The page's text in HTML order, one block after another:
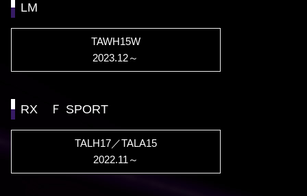
LM
TAWH15W
2023.12～
RX Ｆ SPORT
TALH17／TALA15
2022.11～